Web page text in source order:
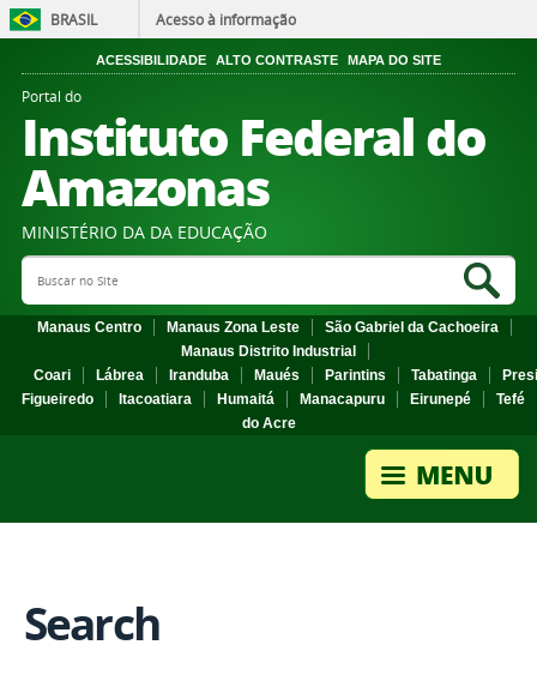
BRASIL Acesso à informação
ACESSIBILIDADE ALTO CONTRASTE MAPA DO SITE
Portal do
Instituto Federal do
Amazonas
MINISTÉRIO DA DA EDUCAÇÃO
Search Site
Manaus Centro Manaus Zona Leste
São Gabriel da Cachoeira
Manaus Distrito Industrial
Coari
Lábrea Iranduba Maués Parintins Tabatinga
Figueiredo
Itacoatiara Humaitá Manacapuru Eirunepé
Tefé
do Acre
Search